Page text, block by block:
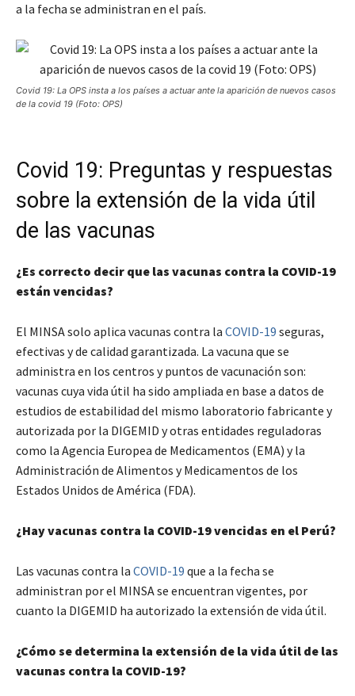
a la fecha se administran en el país.
Covid 19: La OPS insta a los países a actuar ante la aparición de nuevos casos
de la covid 19 (Foto: OPS)
Covid 19: Preguntas y respuestas
sobre la extensión de la vida útil
de las vacunas
¿Es correcto decir que las vacunas contra la COVID-19
están vencidas?
El MINSA solo aplica vacunas contra la COVID-19 seguras,
efectivas y de calidad garantizada. La vacuna que se
administra en los centros y puntos de vacunación son:
vacunas cuya vida útil ha sido ampliada en base a datos de
estudios de estabilidad del mismo laboratorio fabricante y
autorizada por la DIGEMID y otras entidades reguladoras
como la Agencia Europea de Medicamentos (EMA) y la
Administración de Alimentos y Medicamentos de los
Estados Unidos de América (FDA).
¿Hay vacunas contra la COVID-19 vencidas en el Perú?
Las vacunas contra la COVID-19 que a la fecha se
administran por el MINSA se encuentran vigentes, por
cuanto la DIGEMID ha autorizado la extensión de vida útil.
¿Cómo se determina la extensión de la vida útil de las
vacunas contra la COVID-19?